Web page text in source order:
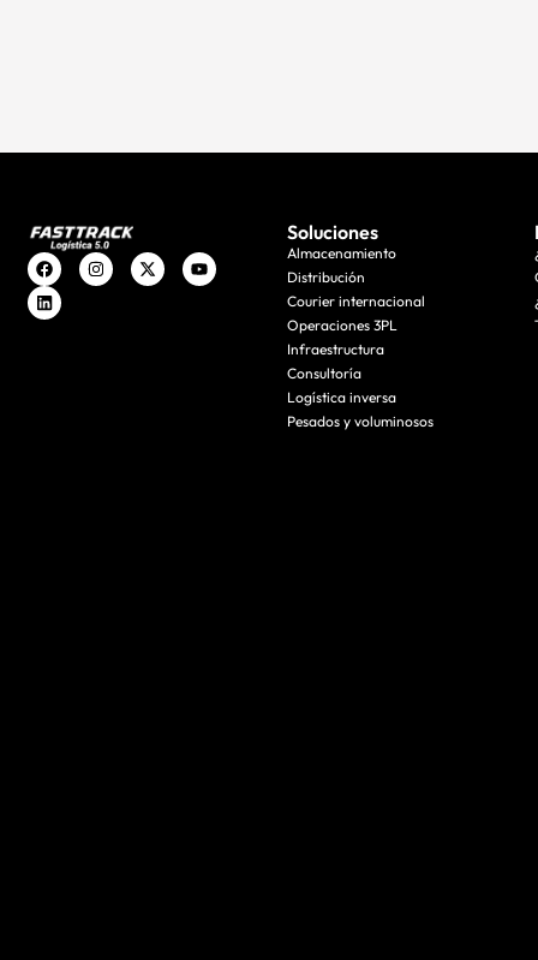
Soluciones
Almacenamiento
Distribución
Courier internacional
Operaciones 3PL
Infraestructura
Consultoría
Logística inversa
Pesados y voluminosos